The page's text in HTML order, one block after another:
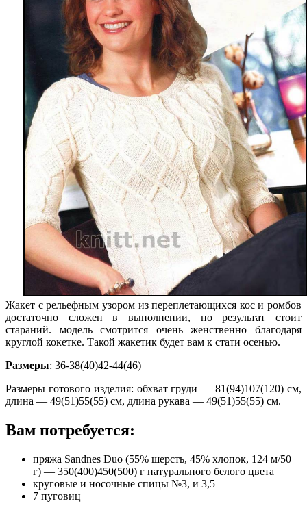
Жакет с рельефным узором из переплетающихся кос и ромбов
достаточно сложен в выполнении, но результат стоит
стараний. модель смотрится очень женственно благодаря
круглой кокетке. Такой жакетик будет вам к стати осенью.
Размеры: 36-38(40)42-44(46)
Размеры готового изделия: обхват груди — 81(94)107(120) см,
длина — 49(51)55(55) см, длина рукава — 49(51)55(55) см.
Вам потребуется:
пряжа Sandnes Duo (55% шерсть, 45% хлопок, 124 м/50
г) — 350(400)450(500) г натурального белого цвета
круговые и носочные спицы №3, и 3,5
7 пуговиц